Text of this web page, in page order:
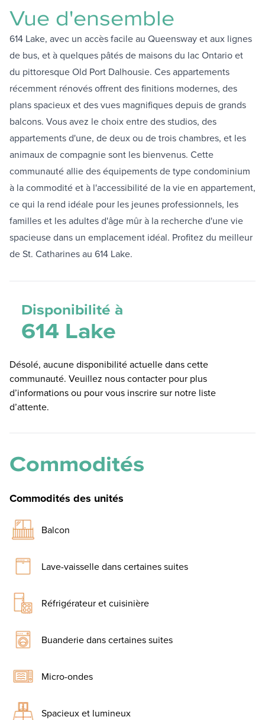
Vue d'ensemble
614 Lake, avec un accès facile au Queensway et aux lignes
de bus, et à quelques pâtés de maisons du lac Ontario et
du pittoresque Old Port Dalhousie. Ces appartements
récemment rénovés offrent des finitions modernes, des
plans spacieux et des vues magnifiques depuis de grands
balcons. Vous avez le choix entre des studios, des
appartements d'une, de deux ou de trois chambres, et les
animaux de compagnie sont les bienvenus. Cette
communauté allie des équipements de type condominium
à la commodité et à l'accessibilité de la vie en appartement,
ce qui la rend idéale pour les jeunes professionnels, les
familles et les adultes d'âge mûr à la recherche d'une vie
spacieuse dans un emplacement idéal. Profitez du meilleur
de St. Catharines au 614 Lake.
Disponibilité à
614 Lake
Désolé, aucune disponibilité actuelle dans cette
communauté. Veuillez nous contacter pour plus
d’informations ou pour vous inscrire sur notre liste
d’attente.
Commodités
Commodités des unités
Balcon
Lave-vaisselle dans certaines suites
Réfrigérateur et cuisinière
Buanderie dans certaines suites
Micro-ondes
Spacieux et lumineux